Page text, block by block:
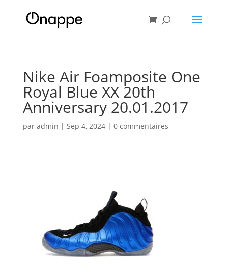
Nike Air Foamposite One
Royal Blue XX 20th
Anniversary 20.01.2017
par admin | Sep 4, 2024| 0 commentaires